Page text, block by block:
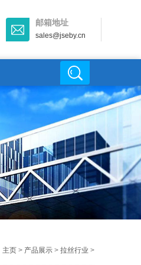
邮箱地址
sales@jseby.cn
主页> 产品展示> 拉丝行业 >